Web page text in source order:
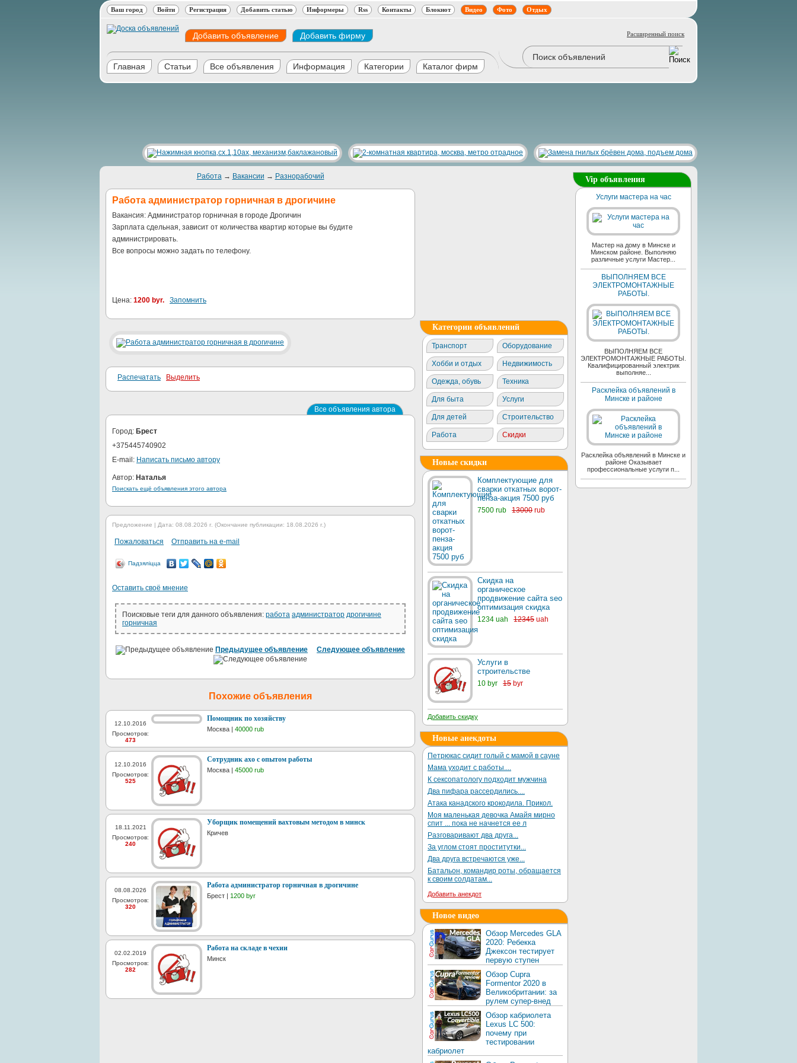
Ваш город Войти Регистрация Добавить статью Информеры Rss Контакты Блокнот Видео Фото Отдых
Добавить объявление Добавить фирму Расширенный поиск
Главная Статьи Все объявления Информация Категории Каталог фирм
Работа→ Вакансии → Разнорабочий
Работа администратор горничная в дрогичине
Вакансия: Администратор горничная в городе Дрогичин
Зарплата сдельная, зависит от количества квартир которые вы будите
администрировать.
Все вопросы можно задать по телефону.
Цена: 1200 byr. Запомнить
Распечатать Выделить
Все объявления автора
Город: Брест
+375445740902
E-mail: Написать письмо автору
Автор: Наталья
Поискать ещё объявления этого автора
Предложение | Дата: 08.08.2026 г. (Окончание публикации: 18.08.2026 г.)
Пожаловаться Отправить на e-mail
Падзяліцца
Оставить своё мнение
Поисковые теги для данного объявления: работа администратор дрогичине
горничная
Предыдущее объявление Следующее объявление
Похожие объявления
12.10.2016
Просмотров:
473
Помощник по хозяйству
Москва | 40000 rub
12.10.2016
Просмотров:
525
Сотрудник ахо с опытом работы
Москва | 45000 rub
18.11.2021
Просмотров:
240
Уборщик помещений вахтовым методом в минск
Кричев
08.08.2026
Просмотров:
320
Работа администратор горничная в дрогичине
Брест | 1200 byr
02.02.2019
Просмотров:
282
Работа на складе в чехии
Минск
Категории объявлений
Транспорт Оборудование
Хобби и отдых Недвижимость
Одежда, обувь Техника
Для быта Услуги
Для детей Строительство
Работа Скидки
Новые скидки
Комплектующие для
сварки откатных ворот-
пенза-акция 7500 руб
7500 rub 13000 rub
Скидка на
органическое
продвижение сайта seo
оптимизация скидка
1234 uah 12345 uah
Услуги в
строительстве
10 byr 15 byr
Добавить скидку
Новые анекдоты
Петрюкас сидит голый с мамой в сауне
Мама уходит с работы....
К сексопатологу подходит мужчина
Два пифара рассердились....
Атака канадского крокодила. Прикол.
Моя маленькая девочка Амайя мирно
спит ... пока не начнется ее л
Разговаривают два друга...
За углом стоят проститутки...
Два друга встречаются уже...
Батальон, командир роты, обращается
к своим солдатам...
Добавить анекдот
Новое видео
Обзор Mercedes GLA
2020: Ребекка
Джексон тестирует
первую ступен
Обзор Cupra
Formentor 2020 в
Великобритании: за
рулем супер-внед
Обзор кабриолета
Lexus LC 500:
почему при
тестировании
кабриолет
Vip объявления
Услуги мастера на час
Мастер на дому в Минске и
Минском районе. Выполняю
различные услуги Мастер...
ВЫПОЛНЯЕМ ВСЕ
ЭЛЕКТРОМОНТАЖНЫЕ
РАБОТЫ.
ВЫПОЛНЯЕМ ВСЕ
ЭЛЕКТРОМОНТАЖНЫЕ РАБОТЫ.
Квалифицированный электрик
выполняе...
Расклейка объявлений в
Минске и районе
Расклейка объявлений в Минске и
районе Оказывает
профессиональные услуги п...